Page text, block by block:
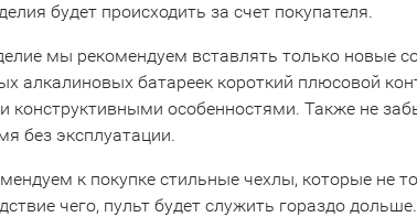
будет происходить за счет покупателя.
мы рекомендуем вставлять только новые
алкалиновых батареек короткий плюсовой
конструктивными особенностями. Также не
без эксплуатации.
к покупке стильные чехлы, которые не
чего, пульт будет служить гораздо